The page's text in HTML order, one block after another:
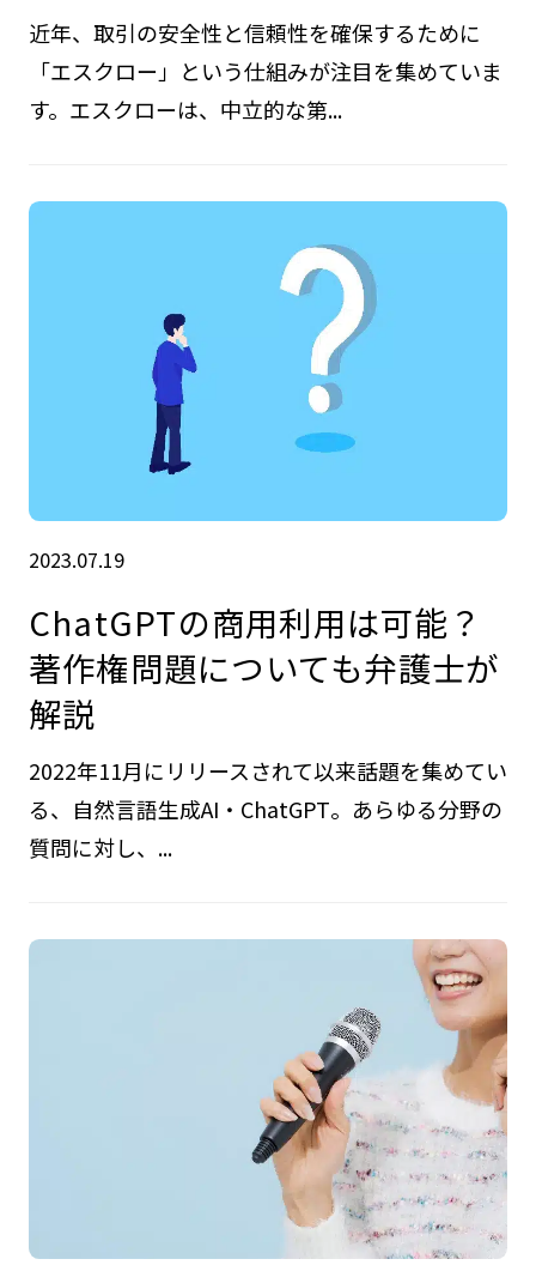
近年、取引の安全性と信頼性を確保するために
「エスクロー」という仕組みが注目を集めていま
す。エスクローは、中立的な第...
2023.07.19
ChatGPTの商用利用は可能？
著作権問題についても弁護士が
解説
2022年11月にリリースされて以来話題を集めてい
る、自然言語生成AI・ChatGPT。あらゆる分野の
質問に対し、...